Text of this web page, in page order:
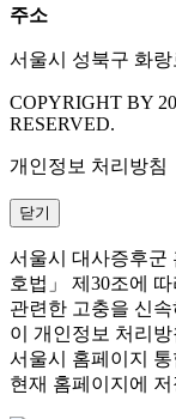
주소
서울시 성북구 화랑
COPYRIGHT BY
RESERVED.
개인정보 처리방침
닫기
서울시 대사증후군
호법」 제30조에
관련한 고충을 신
이 개인정보 처리
서울시 홈페이지
현재 홈페이지에